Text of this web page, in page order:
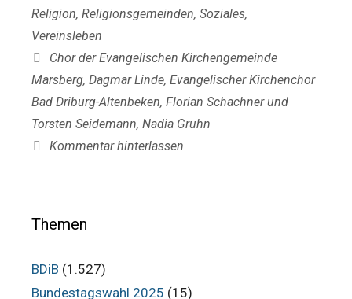
Religion, Religionsgemeinden, Soziales,
Vereinsleben
Schlagwörter
Chor der Evangelischen Kirchengemeinde
Marsberg, Dagmar Linde, Evangelischer Kirchenchor
Bad Driburg-Altenbeken, Florian Schachner und
Torsten Seidemann, Nadia Gruhn
Kommentar hinterlassen
Themen
BDiB (1.527)
Bundestagswahl 2025 (15)